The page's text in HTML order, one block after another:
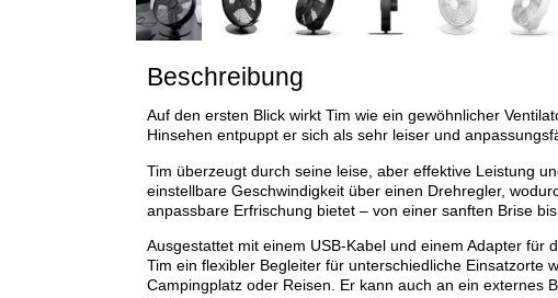
Beschreibung
Auf den ersten Blick wirkt Tim wie ein gewöhnlicher
Hinsehen entpuppt er sich als sehr leiser und
Tim überzeugt durch seine leise, aber effektive Leistung
einstellbare Geschwindigkeit über einen Drehregler,
anpassbare Erfrischung bietet – von einer sanften Brise
Ausgestattet mit einem USB-Kabel und einem Adapter für
Tim ein flexibler Begleiter für unterschiedliche Einsatzorte
Campingplatz oder Reisen. Er kann auch an ein externes